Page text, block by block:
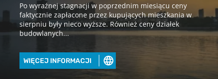
Po wyraźnej stagnacji w poprzednim miesiącu ceny
faktycznie zapłacone przez kupujących mieszkania w
sierpniu były nieco wyższe. Również ceny działek
budowlanych...
WIĘCEJ INFORMACJI